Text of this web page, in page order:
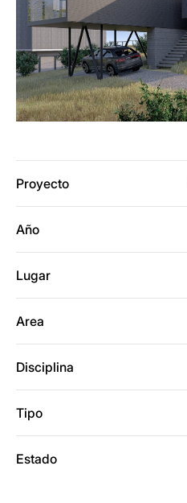
Proyecto
Año
Lugar
Area
Disciplina
Tipo
Estado